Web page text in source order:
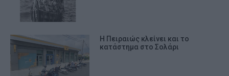
Η Πειραιώς κλείνει και το
κατάστημα στο Σολάρι